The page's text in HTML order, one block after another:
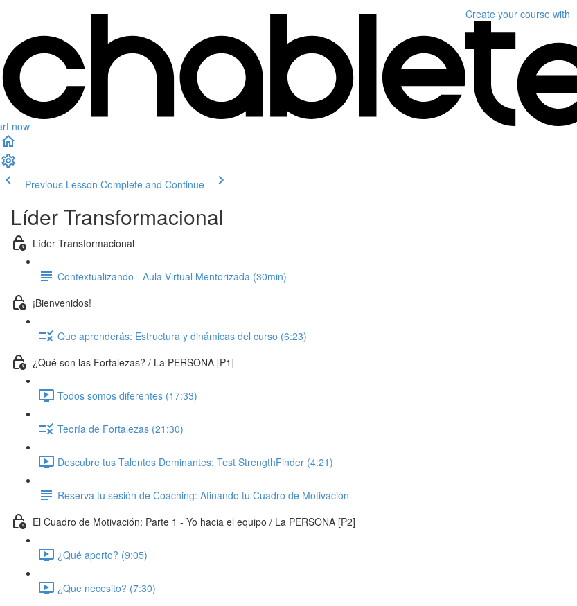
now
Create your course with
Previous Lesson Complete and Continue
Líder Transformacional
Líder Transformacional
Contextualizando - Aula Virtual Mentorizada (30min)
¡Bienvenidos!
Que aprenderás: Estructura y dinámicas del curso (6:23)
¿Qué son las Fortalezas? / La PERSONA [P1]
Todos somos diferentes (17:33)
Teoría de Fortalezas (21:30)
Descubre tus Talentos Dominantes: Test StrengthFinder (4:21)
Reserva tu sesión de Coaching: Afinando tu Cuadro de Motivación
El Cuadro de Motivación: Parte 1 - Yo hacia el equipo / La PERSONA [P2]
¿Qué aporto? (9:05)
¿Que necesito? (7:30)